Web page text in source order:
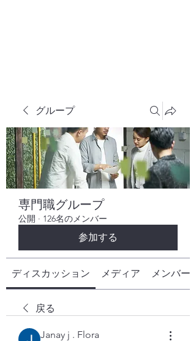
グループ
専門職グループ
公開 · 126名のメンバー
参加する
ディスカッション メディア メンバー
戻る
Janay j . Flora